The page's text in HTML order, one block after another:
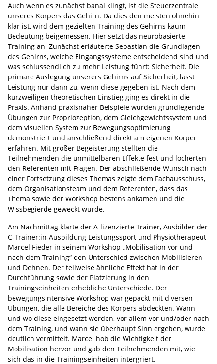
Auch wenn es zunächst banal klingt, ist die Steuerzentrale
unseres Körpers das Gehirn. Da dies den meisten ohnehin
klar ist, wird dem gezielten Training des Gehirns kaum
Bedeutung beigemessen. Hier setzt das neurobasierte
Training an. Zunächst erläuterte Sebastian die Grundlagen
des Gehirns, welche Eingangssysteme entscheidend sind und
was schlussendlich zu mehr Leistung führt: Sicherheit. Die
primäre Auslegung unserers Gehirns auf Sicherheit, lässt
Leistung nur dann zu, wenn diese gegeben ist. Nach dem
kurzweiligen theoretischen Einstieg ging es direkt in die
Praxis. Anhand praxisnaher Beispiele wurden grundlegende
Übungen zur Propriozeption, dem Gleichgewichtssystem und
dem visuellen System zur Bewegungsoptimierung
demonstriert und anschließend direkt am eigenen Körper
erfahren. Mit großer Begeisterung stellten die
Teilnehmenden die unmittelbaren Effekte fest und löcherten
den Referenten mit Fragen. Der abschließende Wunsch nach
einer Fortsetzung dieses Themas zeigte dem Fachausschuss,
dem Organisationsteam und dem Referenten, dass das
Thema sowie der Workshop bestens ankamen und die
Wissbegierde geweckt wurde.
Am Nachmittag klärte der A-lizenzierte Trainer, Ausbilder der
C-Trainer:in-Ausbildung Leistungssport und Physiotherapeut
Marcel Fieder in seinem Workshop „Mobilisation vor und
nach dem Training“ den Unterschied zwischen Mobilisieren
und Dehnen. Der teilweise ähnliche Effekt hat in der
Durchführung sowie der Platzierung in den
Trainingseinheiten erhebliche Unterschiede. Der
bewegungsintensive Workshop war gepackt mit diversen
Übungen, die alle Bereiche des Körpers abdeckten. Wann
und wo diese eingesetzt werden, vor allem vor und/oder nach
dem Training, und wann sie überhaupt Sinn ergeben, wurde
deutlich vermittelt. Marcel hob die Wichtigkeit der
Mobilisation hervor und gab den Teilnehmenden mit, wie
sich das in die Trainingseinheiten intergriert.